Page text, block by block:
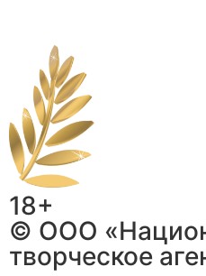
18+
© ООО
творческое